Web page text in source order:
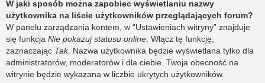
W jaki sposób można zapobiec wyświetlaniu nazwy
użytkownika na liście użytkowników przeglądających forum?
W panelu zarządzania kontem, w “Ustawieniach witryny” znajduje
się funkcja Nie pokazuj statusu online . Włącz tę funkcję,
zaznaczając Tak. Nazwa użytkownika będzie wyświetlana tylko dla
administratorów, moderatorów i dla ciebie. Twoja obecność na
witrynie będzie wykazana w liczbie ukrytych użytkowników.